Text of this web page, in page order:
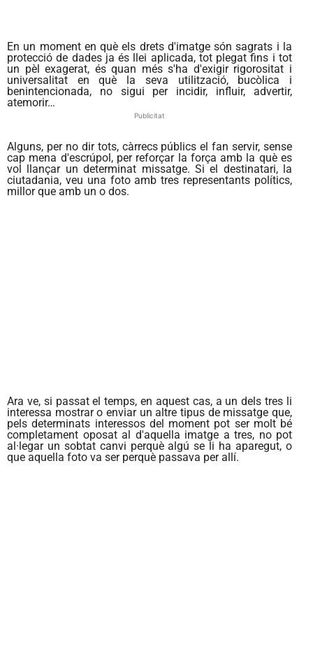
En un moment en què els drets d'imatge són sagrats i la
protecció de dades ja és llei aplicada, tot plegat fins i tot
un pèl exagerat, és quan més s'ha d'exigir rigorositat i
universalitat en què la seva utilització, bucòlica i
benintencionada, no sigui per incidir, influir, advertir,
atemorir…
Publicitat
Alguns, per no dir tots, càrrecs públics el fan servir, sense
cap mena d'escrúpol, per reforçar la força amb la què es
vol llançar un determinat missatge. Si el destinatari, la
ciutadania, veu una foto amb tres representants polítics,
millor que amb un o dos.
Ara ve, si passat el temps, en aquest cas, a un dels tres li
interessa mostrar o enviar un altre tipus de missatge que,
pels determinats interessos del moment pot ser molt bé
completament oposat al d'aquella imatge a tres, no pot
al·legar un sobtat canvi perquè algú se li ha aparegut, o
que aquella foto va ser perquè passava per allí.